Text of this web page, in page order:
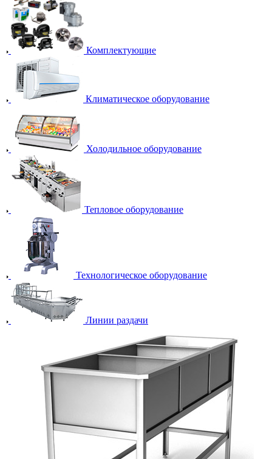
Комплектующие
Климатическое оборудование
Холодильное оборудование
Тепловое оборудование
Технологическое оборудование
Линии раздачи